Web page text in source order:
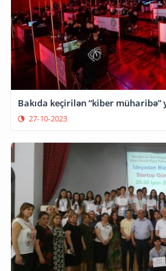
Bakıda keçirilən “kiber müharibə”
27-10-2023